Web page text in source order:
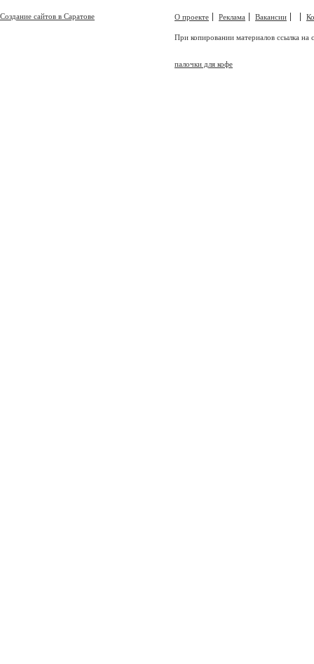
О проекте Реклама Вакансии
При копировании материалов ссылка на
палочки для кофе
Создание сайтов в Саратове